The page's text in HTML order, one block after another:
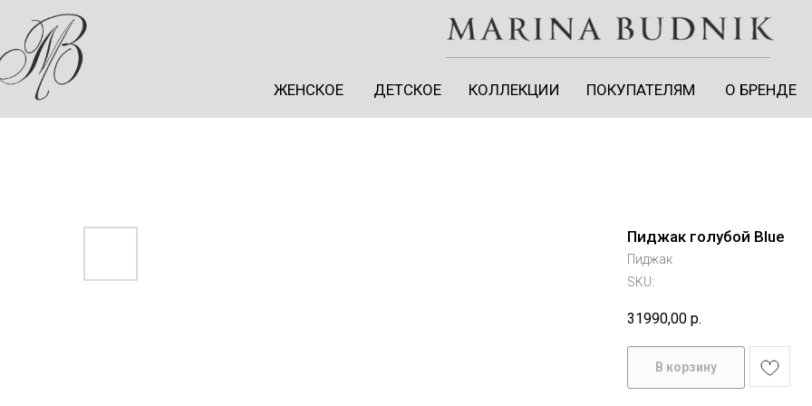
ЖЕНСКОЕ КОЛЛЕКЦИИ О БРЕНДЕ
ДЕТСКОЕ ПОКУПАТЕЛЯМ
Пиджак голубой Blue
Пиджак
SKU:
31990,00 р.
В корзину